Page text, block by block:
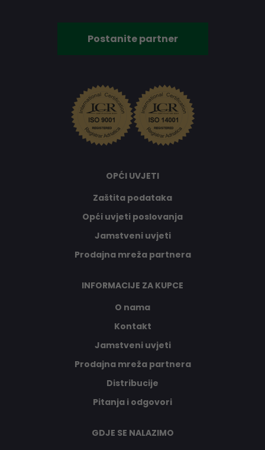
Postanite partner
OPĆI UVJETI
Zaštita podataka
Opći uvjeti poslovanja
Jamstveni uvjeti
Prodajna mreža partnera
INFORMACIJE ZA KUPCE
O nama
Kontakt
Jamstveni uvjeti
Prodajna mreža partnera
Distribucije
Pitanja i odgovori
GDJE SE NALAZIMO